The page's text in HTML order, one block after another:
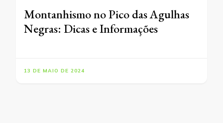
Montanhismo no Pico das Agulhas
Negras: Dicas e Informações
13 DE MAIO DE 2024